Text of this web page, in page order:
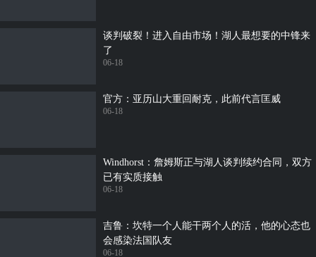
谈判破裂！进入自由市场！湖人最想要的中锋来
了
06-18
官方：亚历山大重回耐克，此前代言匡威
06-18
Windhorst：詹姆斯正与湖人谈判续约合同，双方
已有实质接触
06-18
吉鲁：坎特一个人能干两个人的活，他的心态也
会感染法国队友
06-18